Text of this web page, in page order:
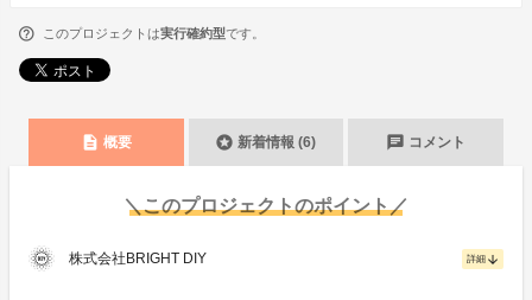
このプロジェクトは実行確約型です。
description 概要 stars 新着情報 (6) chat コメント
＼このプロジェクトのポイント／
株式会社BRIGHT DIY 詳細 arrow_downward